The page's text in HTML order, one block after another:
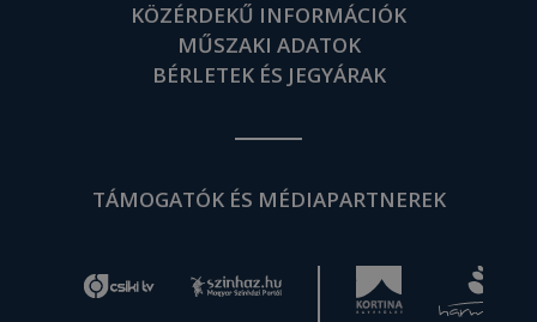
KÖZÉRDEKŰ INFORMÁCIÓK
MŰSZAKI ADATOK
BÉRLETEK ÉS JEGYÁRAK
TÁMOGATÓK ÉS MÉDIAPARTNEREK